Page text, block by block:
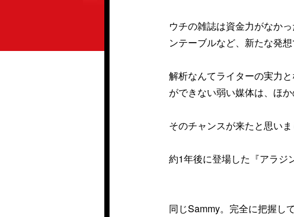
ウチの雑誌は資金力がなか
ンテーブルなど、新たな発
解析なんてライターの実力
ができない弱い媒体は、ほ
そのチャンスが来たと思いま
約1年後に登場した『アラジ
同じSammy。完全に把握し